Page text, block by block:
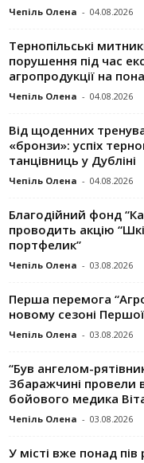
Чепіль Олена - 04.08.2026
Тернопільські
порушення під час
агропродукції на
Чепіль Олена - 04.08.2026
Від щоденних
«бронзи»: успіх
танцівниць у Дубліні
Чепіль Олена - 04.08.2026
Благодійний фонд
проводить акцію
портфелик”
Чепіль Олена - 03.08.2026
Перша перемога
новому сезоні Першої
Чепіль Олена - 03.08.2026
“Був ангелом-
Збаражчині провели
бойового медика
Чепіль Олена - 03.08.2026
У місті вже понад